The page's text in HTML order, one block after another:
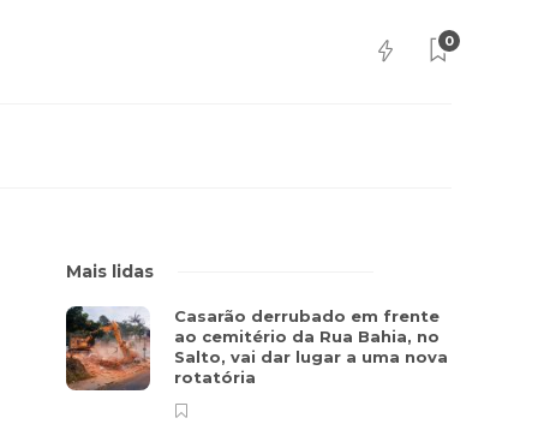
0
Mais lidas
Casarão derrubado em frente
ao cemitério da Rua Bahia, no
Salto, vai dar lugar a uma nova
rotatória